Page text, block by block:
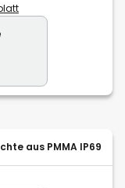
aus PMMA IP69